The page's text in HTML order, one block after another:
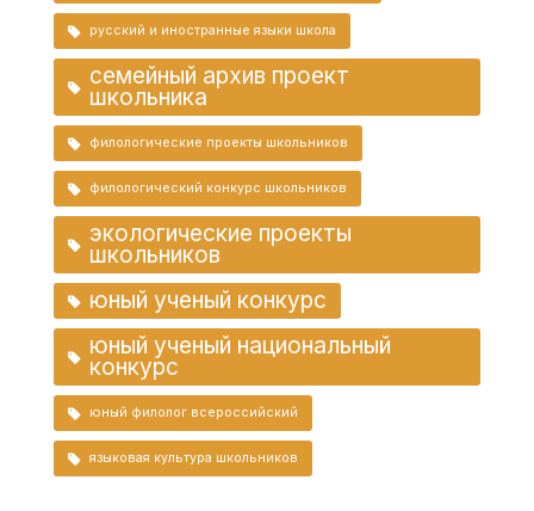
русский и иностранные языки школа
семейный архив проект
школьника
филологические проекты школьников
филологический конкурс школьников
экологические проекты
школьников
юный ученый конкурс
юный ученый национальный
конкурс
юный филолог всероссийский
языковая культура школьников